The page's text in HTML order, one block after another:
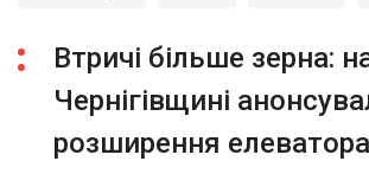
Втричі більше зерна:
Чернігівщині
розширення елеватора